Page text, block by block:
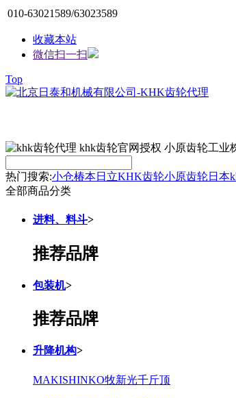
010-63021589/63023589
收藏本站
微信扫一扫
Top
热门搜索:小仓椿本日立KHK齿轮小原齿轮日本
全部商品分类
进料、料斗>
推荐品牌
包装机>
推荐品牌
升降机构>
MAKISHINKO牧新光千斤顶